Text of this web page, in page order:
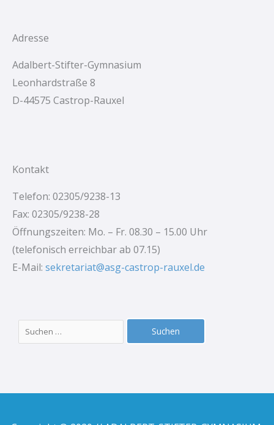
c
:
Adresse
Adalbert-Stifter-Gymnasium
Leonhardstraße 8
D-44575 Castrop-Rauxel
Kontakt
Telefon: 02305/9238-13
Fax: 02305/9238-28
Öffnungszeiten: Mo. – Fr. 08.30 – 15.00 Uhr
(telefonisch erreichbar ab 07.15)
E-Mail: sekretariat@asg-castrop-rauxel.de
Suchen
nach: